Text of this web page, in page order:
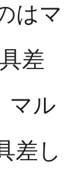
はマ
差
マル
差し